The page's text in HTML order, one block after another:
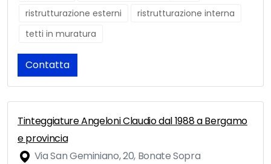
ristrutturazione esterni
ristrutturazione interna
tetti in muratura
Contatta
Tinteggiature Angeloni Claudio dal 1988 a Bergamo
e provincia
Via San Geminiano, 20, Bonate Sopra